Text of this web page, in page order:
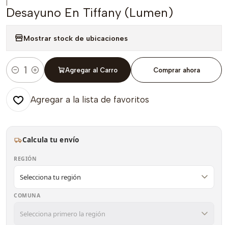
|
Desayuno En Tiffany (Lumen)
Mostrar stock de ubicaciones
Cantidad
Agregar al Carro Comprar ahora
Agregar a la lista de favoritos
Calcula tu envío
REGIÓN
COMUNA